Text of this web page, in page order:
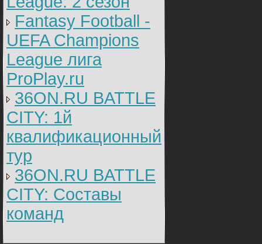
Fantasy Football -
UEFA Champions
League лига
ProPlay.ru
36ON.RU BATTLE
CITY: 1й
квалификационный
тур
36ON.RU BATTLE
CITY: Составы
команд